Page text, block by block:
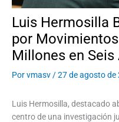
Luis Hermosilla
por
Millones en Seis
Porvmasv /27 de agosto de
Luis Hermosilla, destacado
centro de una investigación